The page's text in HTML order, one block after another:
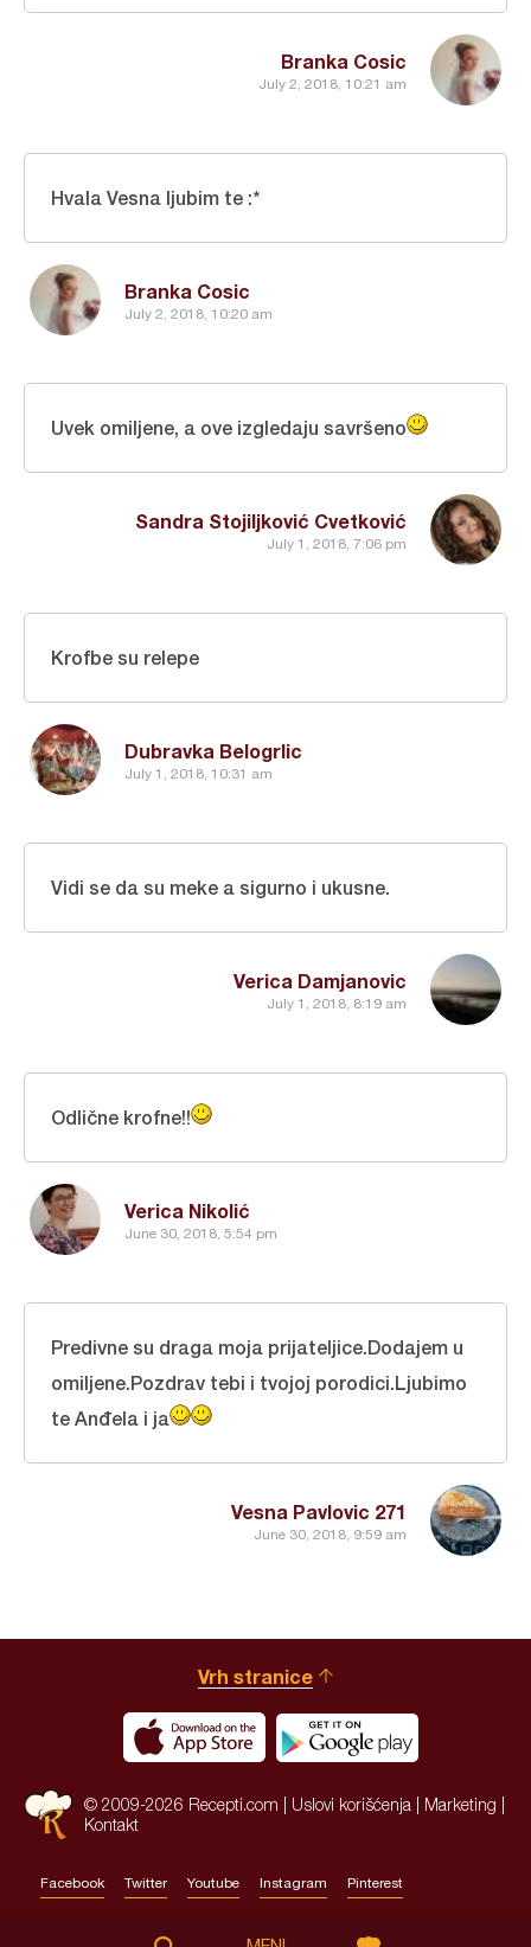
Branka Cosic
July 2, 2018, 10:21 am
Branka Cosic
July 2, 2018, 10:20 am
Hvala Vesna ljubim te :*
Sandra Stojiljković Cvetković
July 1, 2018, 7:06 pm
Uvek omiljene, a ove izgledaju savršeno
Dubravka Belogrlic
July 1, 2018, 10:31 am
Krofbe su relepe
Verica Damjanovic
July 1, 2018, 8:19 am
Vidi se da su meke a sigurno i ukusne.
Verica Nikolić
June 30, 2018, 5:54 pm
Odlične krofne!!
Vesna Pavlovic 271
June 30, 2018, 9:59 am
Predivne su draga moja prijateljice.Dodajem u
omiljene.Pozdrav tebi i tvojoj porodici.Ljubimo
te Anđela i ja
Vrh stranice
© 2009-2026 Recepti.com | Uslovi korišćenja Marketing
Kontakt
Facebook Twitter Youtube Instagram Pinterest